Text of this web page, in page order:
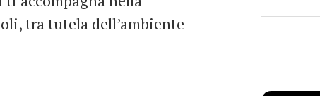
tra tutela dell’ambiente